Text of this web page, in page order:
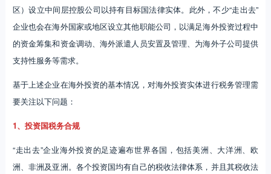
区）设立中间层控股公司以持有目标国法律实体。此外，不少“走出去”
企业也会在海外国家或地区设立其他职能公司，以满足海外投资过程中
的资金筹集和资金调动、海外派遣人员安置及管理、为海外子公司提供
支持性服务等需求。
基于上述企业在海外投资的基本情况，对海外投资实体进行税务管理需
要关注以下问题：
1、投资国税务合规
“走出去”企业海外投资的足迹遍布世界各国，包括美洲、大洋洲、欧
洲、非洲及亚洲。各个投资国均有自己的税收法律体系，并且其税收法